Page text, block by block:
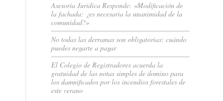
Asesoría Jurídica Responde: «Modificación de
la fachada: ¿es necesaria la unanimidad de la
comunidad?»
No todas las derramas son obligatorias: cuándo
puedes negarte a pagar
El Colegio de Registradores acuerda la
gratuidad de las notas simples de domino para
los damnificados por los incendios forestales de
este verano